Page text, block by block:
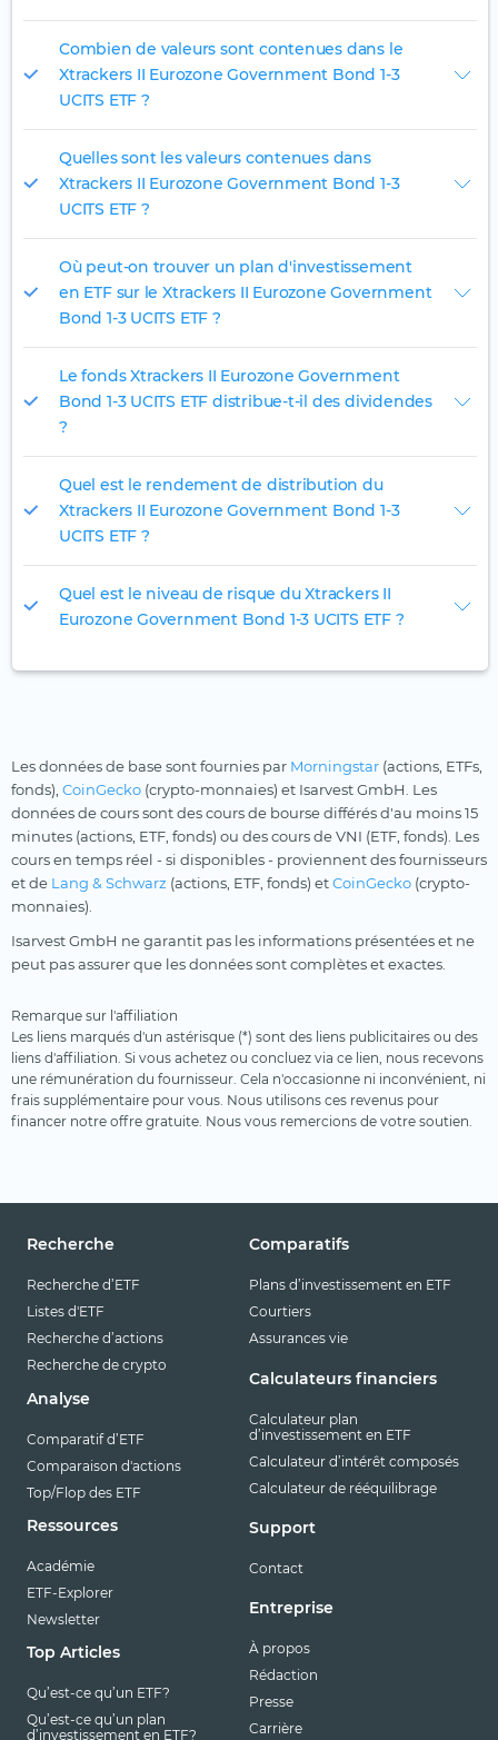
Combien de valeurs sont contenues dans le
Xtrackers II Eurozone Government Bond 1-3
UCITS ETF ?
Quelles sont les valeurs contenues dans
Xtrackers II Eurozone Government Bond 1-3
UCITS ETF ?
Où peut-on trouver un plan d'investissement
en ETF sur le Xtrackers II Eurozone Government
Bond 1-3 UCITS ETF ?
Le fonds Xtrackers II Eurozone Government
Bond 1-3 UCITS ETF distribue-t-il des dividendes
?
Quel est le rendement de distribution du
Xtrackers II Eurozone Government Bond 1-3
UCITS ETF ?
Quel est le niveau de risque du Xtrackers II
Eurozone Government Bond 1-3 UCITS ETF ?
Les données de base sont fournies par Morningstar (actions, ETFs,
fonds), CoinGecko (crypto-monnaies) et Isarvest GmbH. Les
données de cours sont des cours de bourse différés d'au moins 15
minutes (actions, ETF, fonds) ou des cours de VNI (ETF, fonds). Les
cours en temps réel - si disponibles - proviennent des fournisseurs
et de Lang & Schwarz (actions, ETF, fonds) etCoinGecko (crypto-
monnaies).
Isarvest GmbH ne garantit pas les informations présentées et ne
peut pas assurer que les données sont complètes et exactes.
Remarque sur l'affiliation
Les liens marqués d'un astérisque (*) sont des liens publicitaires ou des
liens d'affiliation. Si vous achetez ou concluez via ce lien, nous recevons
une rémunération du fournisseur. Cela n'occasionne ni inconvénient, ni
frais supplémentaire pour vous. Nous utilisons ces revenus pour
financer notre offre gratuite. Nous vous remercions de votre soutien.
Recherche
Recherche d’ETF
Listes d'ETF
Recherche d’actions
Recherche de crypto
Analyse
Comparatif d’ETF
Comparaison d'actions
Top/Flop des ETF
Ressources
Académie
ETF-Explorer
Newsletter
Top Articles
Qu’est-ce qu’un ETF?
Qu’est-ce qu’un plan
d’investissement en ETF?
Comparatifs
Plans d’investissement en ETF
Courtiers
Assurances vie
Calculateurs financiers
Calculateur plan
d’investissement en ETF
Calculateur d’intérêt composés
Calculateur de rééquilibrage
Support
Contact
Entreprise
À propos
Rédaction
Presse
Carrière